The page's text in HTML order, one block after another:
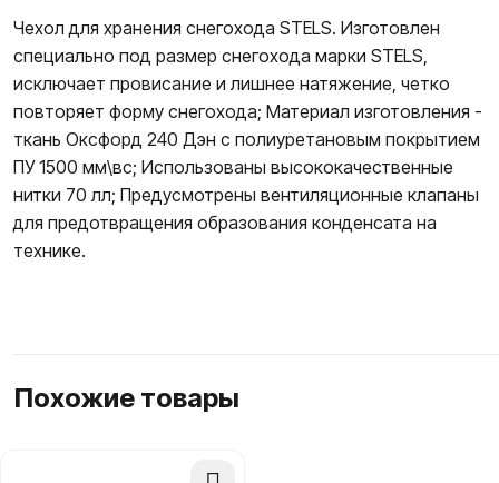
Чехол для хранения снегохода STELS. Изготовлен
специально под размер снегохода марки STELS,
исключает провисание и лишнее натяжение, четко
повторяет форму снегохода; Материал изготовления -
ткань Оксфорд 240 Дэн с полиуретановым покрытием
ПУ 1500 мм\вс; Использованы высококачественные
нитки 70 лл; Предусмотрены вентиляционные клапаны
для предотвращения образования конденсата на
технике.
Похожие товары
Добавить